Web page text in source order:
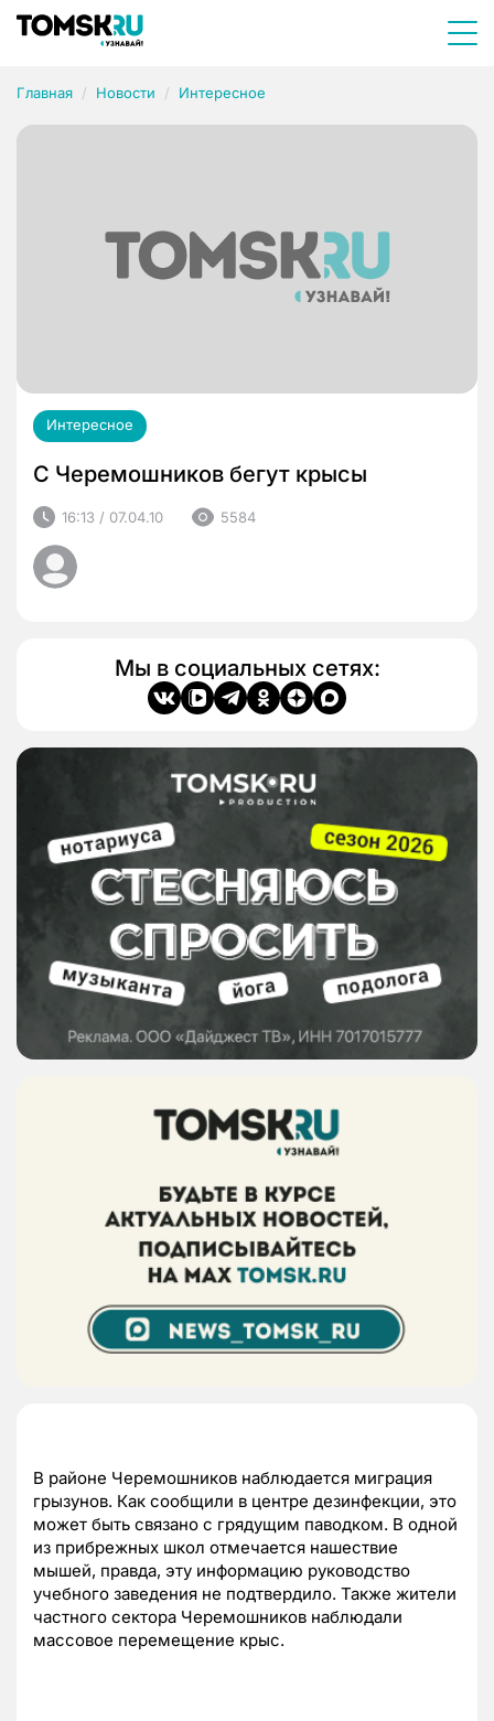
Главная Новости Интересное
Интересное
C Черемошников бегут крысы
16:13 / 07.04.10 5584
Мы в социальных сетях:
В районе Черемошников наблюдается миграция
грызунов. Как сообщили в центре дезинфекции, это
может быть связано с грядущим паводком. В одной
из прибрежных школ отмечается нашествие
мышей, правда, эту информацию руководство
учебного заведения не подтвердило. Также жители
частного сектора Черемошников наблюдали
массовое перемещение крыс.